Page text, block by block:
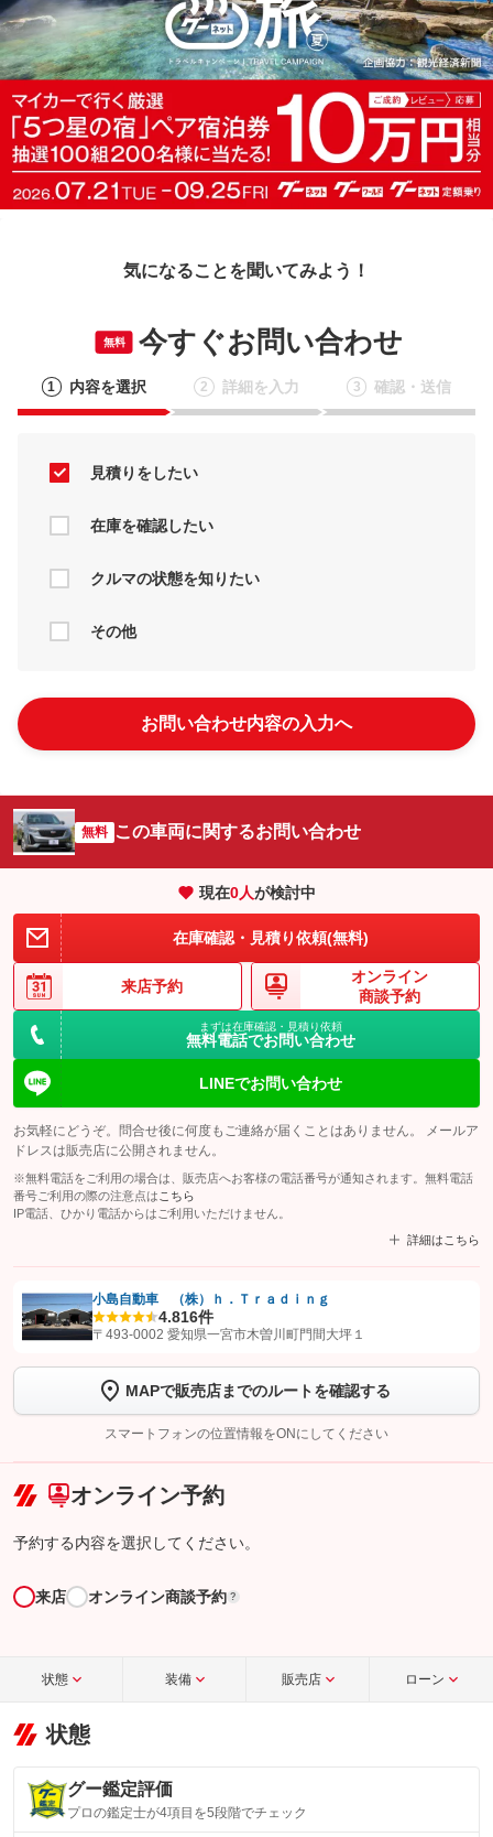
気になることを聞いてみよう！
無料 今すぐお問い合わせ
1 内容を選択 2 詳細を入力 3 確認・送信
見積りをしたい
在庫を確認したい
クルマの状態を知りたい
その他
お問い合わせ内容の入力へ
無料 この車両に関するお問い合わせ
現在0人が検討中
在庫確認・見積り依頼(無料)
来店予約
オンライン
商談予約
まずは在庫確認・見積り依頼
無料電話でお問い合わせ
LINEでお問い合わせ
お気軽にどうぞ。問合せ後に何度もご連絡が届くことはありません。 メールア
ドレスは販売店に公開されません。
※無料電話をご利用の場合は、販売店へお客様の電話番号が通知されます。無料電話
番号ご利用の際の注意点は こちら
IP電話、ひかり電話からはご利用いただけません。
詳細はこちら
【STEP1】認証画面でグーネットを友だち追加してから「許可する」ボタンを押
トーク画面で
ボタンをタップして問い合わせを
完了してください。
こちら
小島自動車 （株）ｈ．Ｔｒａｄｉｎｇ
4.816件
〒493-0002 愛知県一宮市木曽川町門間大坪１
MAPで販売店までのルートを確認する
スマートフォンの位置情報をONにしてください
オンライン予約
予約する内容を選択してください。
来店 オンライン商談予約 ?
状態 装備 販売店 ローン
状態
グー鑑定評価
プロの鑑定士が4項目を5段階でチェック